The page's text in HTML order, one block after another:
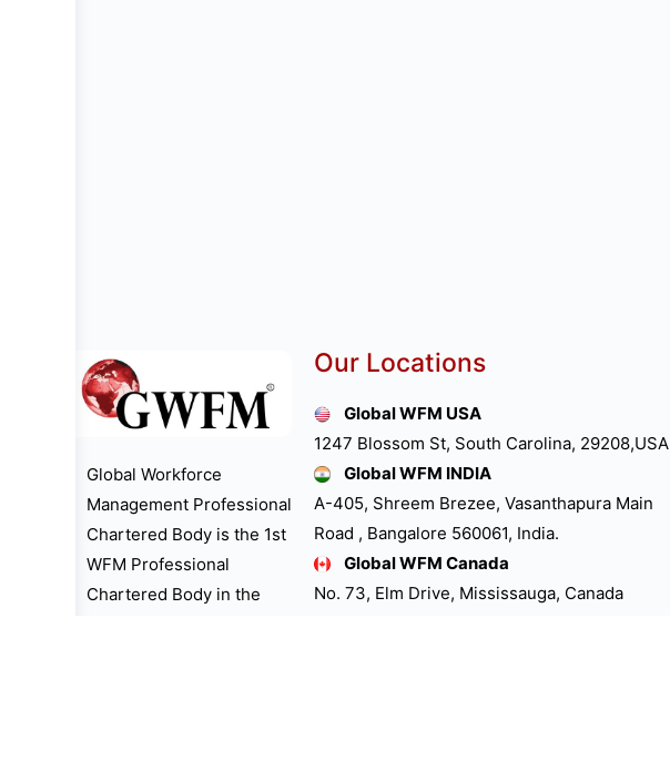
Global Workforce
Management Professional
Chartered Body is the 1st
WFM Professional
Chartered Body in the
Our Locations
Global WFM USA
1247 Blossom St, South Carolina, 29208,USA
Global WFM INDIA
A-405, Shreem Brezee, Vasanthapura Main
Road , Bangalore 560061, India.
Global WFM Canada
No. 73, Elm Drive, Mississauga, Canada